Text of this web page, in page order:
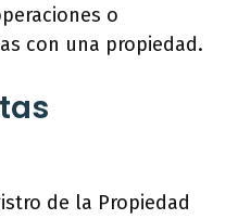
o
con una propiedad.
de la Propiedad